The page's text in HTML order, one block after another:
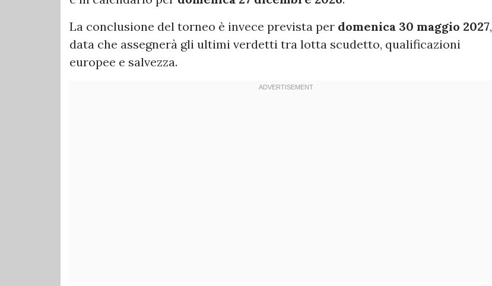
La conclusione del torneo è invece prevista per domenica 30 maggio 2027,
data che assegnerà gli ultimi verdetti tra lotta scudetto, qualificazioni
europee e salvezza.